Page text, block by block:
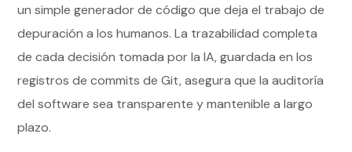
un simple generador de código que deja el trabajo de
depuración a los humanos. La trazabilidad completa
de cada decisión tomada por la IA, guardada en los
registros de commits de Git, asegura que la auditoría
del software sea transparente y mantenible a largo
plazo.